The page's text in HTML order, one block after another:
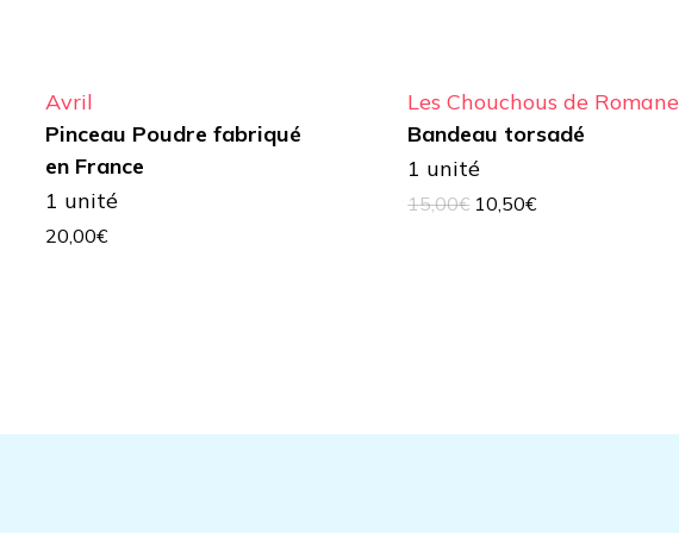
Avril
Pinceau Poudre fabriqué
en France
1 unité
20,00€
Les Chouchous de Romane
Bandeau torsadé
1 unité
15,00€ Le
10,50€Le